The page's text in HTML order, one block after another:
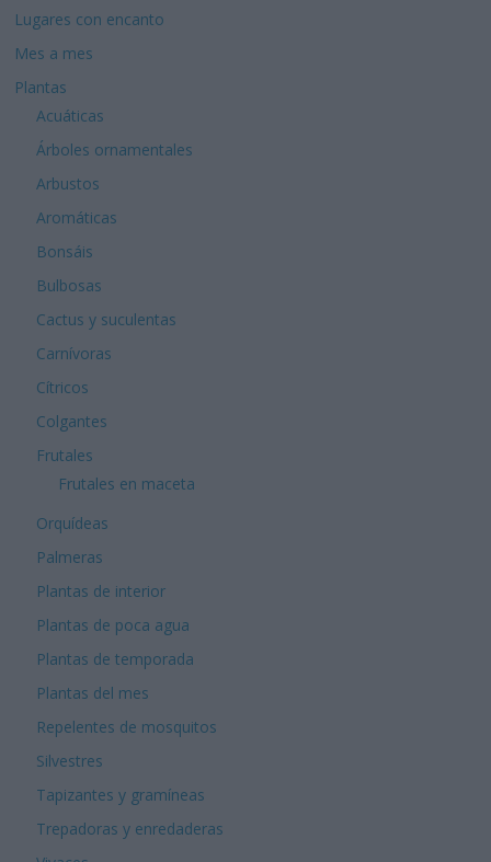
Lugares con encanto
Mes a mes
Plantas
Acuáticas
Árboles ornamentales
Arbustos
Aromáticas
Bonsáis
Bulbosas
Cactus y suculentas
Carnívoras
Cítricos
Colgantes
Frutales
Frutales en maceta
Orquídeas
Palmeras
Plantas de interior
Plantas de poca agua
Plantas de temporada
Plantas del mes
Repelentes de mosquitos
Silvestres
Tapizantes y gramíneas
Trepadoras y enredaderas